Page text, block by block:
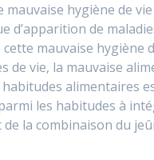
mauvaise hygiène de
d’apparition de
cette mauvaise
de vie, la mauvaise
alimentaires
les habitudes à
la combinaison du